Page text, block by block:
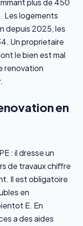
plus de 450
Les logements
depuis 2025, les
Un proprietaire
le bien est mal
renovation
en
: il dresse un
de travaux chiffre
Il est obligatoire
en
E. En
a des aides